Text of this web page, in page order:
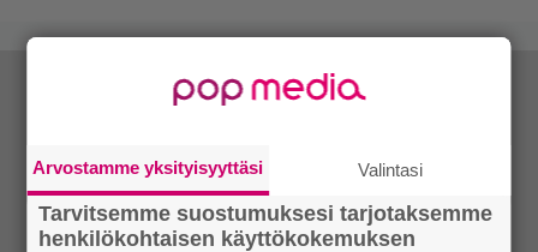
Arvostamme yksityisyyttäsi Valintasi
Tarvitsemme suostumuksesi tarjotaksemme
henkilökohtaisen käyttökokemuksen